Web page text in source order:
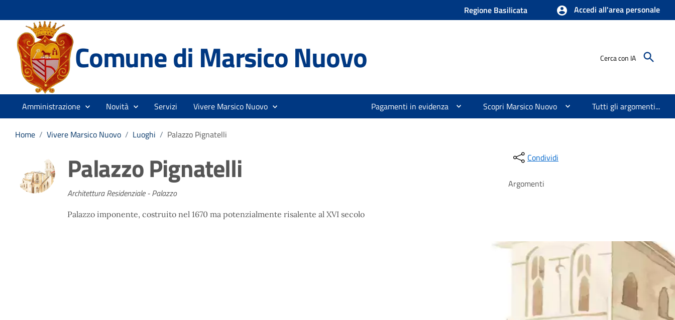
Regione Basilicata Accedi all'area personale
Comune di Marsico Nuovo Cerca con IA
Amministrazione Novità Servizi Vivere Marsico Nuovo Pagamenti in evidenza Scopri Marsico Nuovo Tutti gli argomenti...
Home / Vivere Marsico Nuovo / Luoghi / Palazzo Pignatelli
Palazzo Pignatelli
Architettura Residenziale - Palazzo
Palazzo imponente, costruito nel 1670 ma potenzialmente risalente al XVI secolo
Condividi
Argomenti